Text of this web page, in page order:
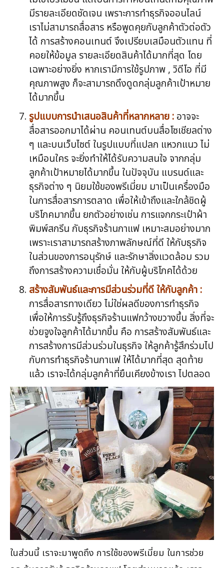
มีรายละเอียดชัดเจน เพราะการทำธุรกิจออนไลน์
เราไม่สามารถสื่อสาร หรือพูดคุยกับลูกค้าตัวต่อตัว
ได้ การสร้างคอนเทนต์ จึงเปรียบเสมือนตัวแทน ที่
คอยให้ข้อมูล รายละเอียดสินค้าได้มากที่สุด โดย
เฉพาะอย่างยิ่ง หากเรามีการใช้รูปภาพ , วิดีโอ ที่มี
คุณภาพสูง ก็จะสามารถดึงดูดกลุ่มลูกค้าเป้าหมาย
ได้มากขึ้น
รูปแบบการนำเสนอสินค้าที่หลากหลาย : อาจจะ
สื่อสารออกมาได้ผ่าน คอนเทนต์บนสื่อโซเชียลต่าง
ๆ และบนเว็บไซต์ ในรูปแบบที่แปลก แหวกแนว ไม่
เหมือนใคร จะยิ่งทำให้ได้รับความสนใจ จากกลุ่ม
ลูกค้าเป้าหมายได้มากขึ้น ในปัจจุบัน แบรนด์และ
ธุรกิจต่าง ๆ นิยมใช้ของพรีเมี่ยม มาเป็นเครื่องมือ
ในการสื่อสารการตลาด เพื่อให้เข้าถึงและใกล้ชิดผู้
บริโภคมากขึ้น ยกตัวอย่างเช่น การแจกกระเป๋าผ้า
พิมพ์สกรีน กับธุรกิจร้านกาแฟ เหมาะสมอย่างมาก
เพราะเราสามารถสร้างภาพลักษณ์ที่ดี ให้กับธุรกิจ
ในส่วนของการอนุรักษ์ และรักษาสิ่งแวดล้อม รวม
ถึงการสร้างความเชื่อมั่น ให้กับผู้บริโภคได้ด้วย
สร้างสัมพันธ์และการมีส่วนร่วมที่ดี ให้กับลูกค้า :
การสื่อสารทางเดียว ไม่ใช่ผลดีของการทำธุรกิจ
เพื่อให้การรับรู้ถึงธุรกิจร้านแฟกว้างขวางขึ้น สิ่งที่จะ
ช่วยจูงใจลูกค้าได้มากขึ้น คือ การสร้างสัมพันธ์และ
การสร้างการมีส่วนร่วมในธุรกิจ ให้ลูกค้ารู้สึกร่วมไป
กับการทำธุรกิจร้านกาแฟ ให้ได้มากที่สุด สุดท้าย
แล้ว เราจะได้กลุ่มลูกค้าที่ยืนเคียงข้างเรา ไปตลอด
ในส่วนนี้ เราจะมาพูดถึง การใช้ของพรีเมี่ยม ในการช่วย